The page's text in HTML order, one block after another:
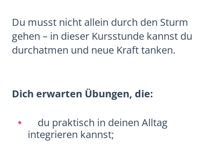
Du musst nicht allein durch den Sturm
gehen – in dieser Kursstunde kannst du
durchatmen und neue Kraft tanken.
Dich erwarten Übungen, die:
du praktisch in deinen Alltag
integrieren kannst;